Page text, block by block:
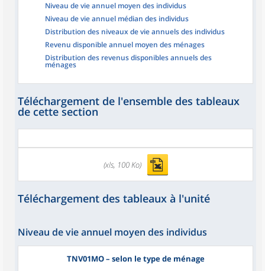
Niveau de vie annuel moyen des individus
Niveau de vie annuel médian des individus
Distribution des niveaux de vie annuels des individus
Revenu disponible annuel moyen des ménages
Distribution des revenus disponibles annuels des
ménages
Téléchargement de l'ensemble des tableaux
de cette section
(xls, 100 Ko)
Téléchargement des tableaux à l'unité
Niveau de vie annuel moyen des individus
TNV01MO– selon le type de ménage